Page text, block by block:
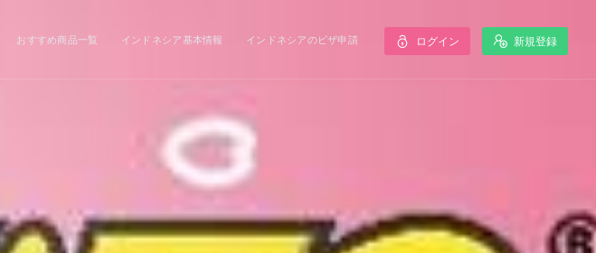
おすすめ商品一覧 インドネシア基本情報 インドネシアのビザ申請 ログイン 新規登録